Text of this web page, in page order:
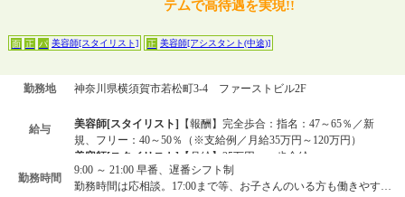
テムで高待遇を実現!!
面 正 パ 美容師[スタイリスト] 正 美容師[アシスタント(中途)]
勤務地 神奈川県横須賀市若松町3-4 ファーストビル2F
給与 美容師[スタイリスト] 【報酬】完全歩合：指名：47～65％／新
規、フリー：40～50％（※支給例／月給35万円～120万円）
美容師[スタイリスト] 【月給】25万円～＋歩合給
美容師[アシスタント(中途)]【月給】20万3000円～
美容師[スタイリスト]【月給】1300円～
勤務時間
9:00 ～ 21:00 早番、遅番シフト制
勤務時間は応相談。17:00まで等、お子さんのいる方も働きやすい環境です☆